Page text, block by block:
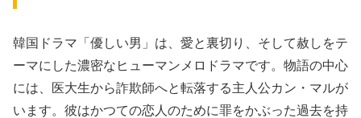
韓国ドラマ「優しい男」は、愛と裏切り、そして赦しをテ
ーマにした濃密なヒューマンメロドラマです。物語の中心
には、医大生から詐欺師へと転落する主人公カン・マルが
います。彼はかつての恋人のために罪をかぶった過去を持